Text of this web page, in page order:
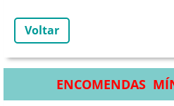
Voltar
ENCOMENDAS